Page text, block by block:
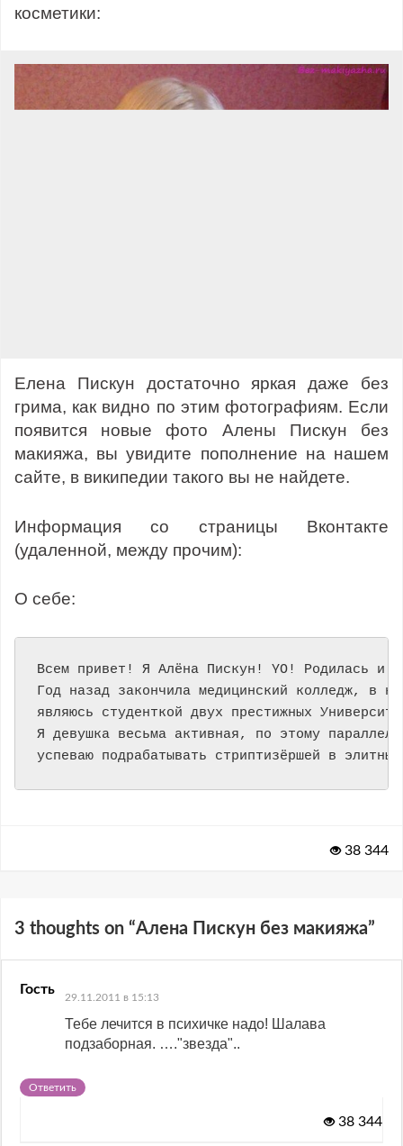
косметики:
Елена Пискун достаточно яркая даже без
грима, как видно по этим фотографиям. Если
появится новые фото Алены Пискун без
макияжа, вы увидите пополнение на нашем
сайте, в википедии такого вы не найдете.
Информация со страницы Вконтакте
(удаленной, между прочим):
О себе:
Всем привет! Я Алёна Пискун! YO! Родилась и
Год назад закончила медицинский колледж, в
являюсь студенткой двух престижных
Я девушка весьма активная, по этому
успеваю подрабатывать стриптизёршей в
38 344
3 thoughts on “Алена Пискун без макияжа”
Гость
29.11.2011 в 15:13
Тебе лечится в психичке надо! Шалава
подзаборная. …."звезда"..
Ответить
38 344